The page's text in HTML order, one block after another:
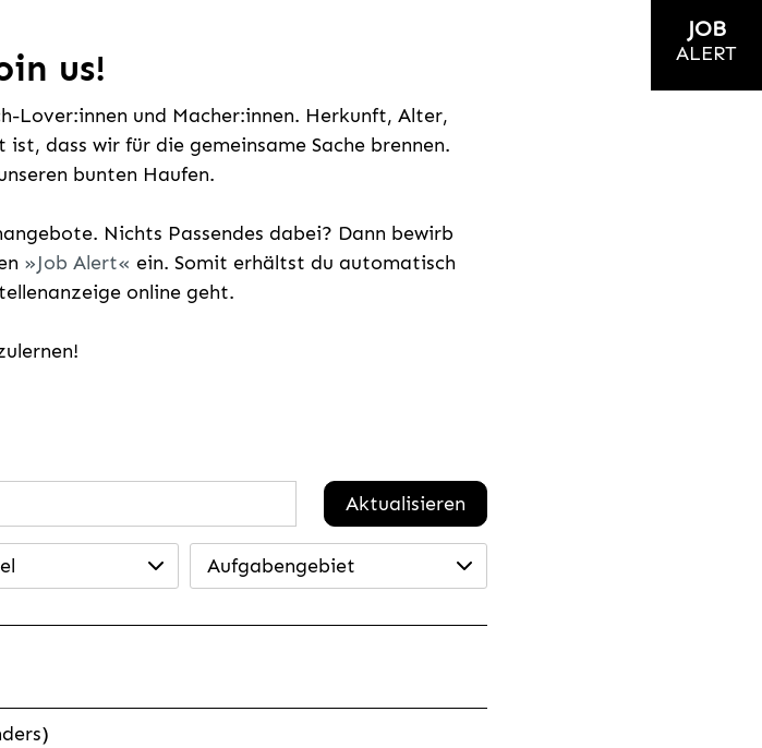
us!
Lover:innen und Macher:innen. Herkunft, Alter,
dass wir für die gemeinsame Sache brennen.
bunten Haufen.
Nichts Passendes dabei? Dann bewirb
Job Alert
ein. Somit erhältst du automatisch
online geht.
Aktualisieren
Aufgabengebiet
JOB
ALERT